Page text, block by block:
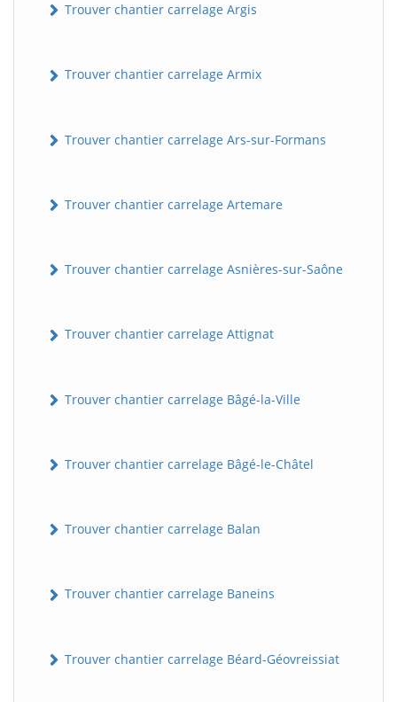
Trouver chantier carrelage Argis
Trouver chantier carrelage Armix
Trouver chantier carrelage Ars-sur-Formans
Trouver chantier carrelage Artemare
Trouver chantier carrelage Asnières-sur-Saône
Trouver chantier carrelage Attignat
Trouver chantier carrelage Bâgé-la-Ville
Trouver chantier carrelage Bâgé-le-Châtel
Trouver chantier carrelage Balan
Trouver chantier carrelage Baneins
Trouver chantier carrelage Béard-Géovreissiat